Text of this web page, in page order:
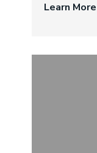
Learn More